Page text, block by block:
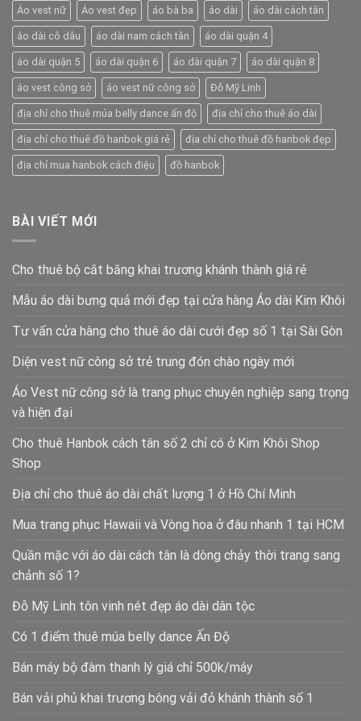
Áo vest nữ Áo vest đẹp áo bà ba áo dài áo dài cách tân
áo dài cô dâu áo dài nam cách tân áo dài quận 4
áo dài quận 5 áo dài quận 6 áo dài quận 7 áo dài quận 8
áo vest công sở áo vest nữ công sở Đỗ Mỹ Linh
địa chỉ cho thuê múa belly dance ấn độ địa chỉ cho thuê áo dài
địa chỉ cho thuê đồ hanbok giá rẻ địa chỉ cho thuê đồ hanbok đẹp
địa chỉ mua hanbok cách điệu đồ hanbok
BÀI VIẾT MỚI
Cho thuê bộ cắt băng khai trương khánh thành giá rẻ
Mẫu áo dài bưng quả mới đẹp tại cửa hàng Áo dài Kim Khôi
Tư vấn cửa hàng cho thuê áo dài cưới đẹp số 1 tại Sài Gòn
Diện vest nữ công sở trẻ trung đón chào ngày mới
Áo Vest nữ công sở là trang phục chuyên nghiệp sang trọng
và hiện đại
Cho thuê Hanbok cách tân số 2 chỉ có ở Kim Khôi Shop
Shop
Địa chỉ cho thuê áo dài chất lượng 1 ở Hồ Chí Minh
Mua trang phục Hawaii và Vòng hoa ở đâu nhanh 1 tại HCM
Quần mặc với áo dài cách tân là dòng chảy thời trang sang
chảnh số 1?
Đỗ Mỹ Linh tôn vinh nét đẹp áo dài dân tộc
Có 1 điểm thuê múa belly dance Ấn Độ
Bán máy bộ đàm thanh lý giá chỉ 500k/máy
Bán vải phủ khai trương bông vải đỏ khánh thành số 1